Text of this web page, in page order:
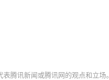
腾讯新闻或腾讯网的观点和立场。